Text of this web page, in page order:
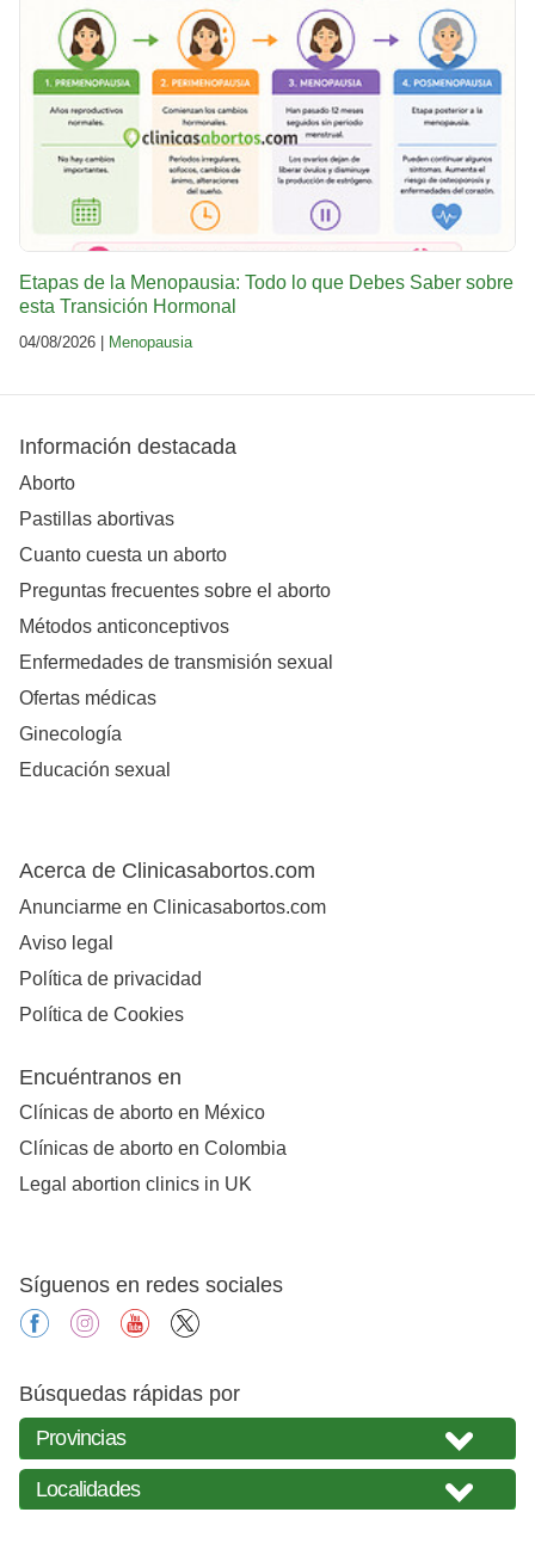
Etapas de la Menopausia: Todo lo que Debes Saber sobre
esta Transición Hormonal
04/08/2026 | Menopausia
Información destacada
Aborto
Pastillas abortivas
Cuanto cuesta un aborto
Preguntas frecuentes sobre el aborto
Métodos anticonceptivos
Enfermedades de transmisión sexual
Ofertas médicas
Ginecología
Educación sexual
Acerca de Clinicasabortos.com
Anunciarme en Clinicasabortos.com
Aviso legal
Política de privacidad
Política de Cookies
Encuéntranos en
Clínicas de aborto en México
Clínicas de aborto en Colombia
Legal abortion clinics in UK
Síguenos en redes sociales
facebookinstagramyoutube
Búsquedas rápidas por